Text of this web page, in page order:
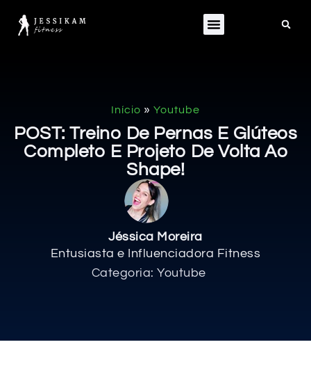
Início »Youtube
POST: Treino De Pernas E Glúteos
Completo E Projeto De Volta Ao
Shape!
Jéssica Moreira
Entusiasta e Influenciadora Fitness
Categoria: Youtube